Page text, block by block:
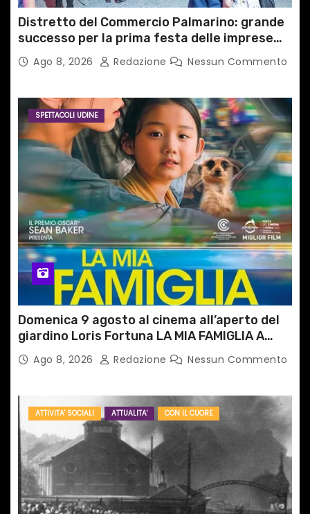
Distretto del Commercio Palmarino: grande
successo per la prima festa delle imprese
del territorio
Ago 8, 2026 Redazione Nessun Commento
SPETTACOLI UDINE
Domenica 9 agosto al cinema all’aperto del
giardino Loris Fortuna LA MIA FAMIGLIA A
TAIPEIAgo 8, 2026 Redazione Nessun Commento
ATTIVITA' SOCIALI ATTUALITA' CON IL CUORE